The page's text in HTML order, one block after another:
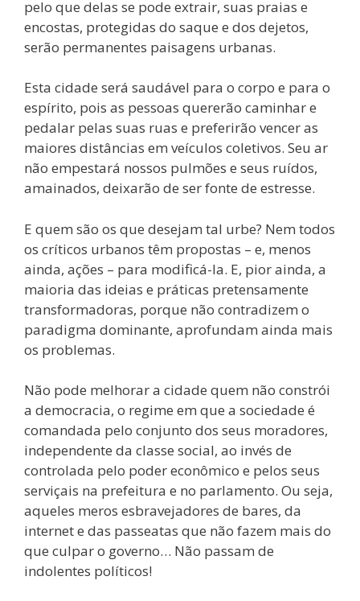
pelo que delas se pode extrair, suas praias e
encostas, protegidas do saque e dos dejetos,
serão permanentes paisagens urbanas.
Esta cidade será saudável para o corpo e para o
espírito, pois as pessoas quererão caminhar e
pedalar pelas suas ruas e preferirão vencer as
maiores distâncias em veículos coletivos. Seu ar
não empestará nossos pulmões e seus ruídos,
amainados, deixarão de ser fonte de estresse.
E quem são os que desejam tal urbe? Nem todos
os críticos urbanos têm propostas – e, menos
ainda, ações – para modificá-la. E, pior ainda, a
maioria das ideias e práticas pretensamente
transformadoras, porque não contradizem o
paradigma dominante, aprofundam ainda mais
os problemas.
Não pode melhorar a cidade quem não constrói
a democracia, o regime em que a sociedade é
comandada pelo conjunto dos seus moradores,
independente da classe social, ao invés de
controlada pelo poder econômico e pelos seus
serviçais na prefeitura e no parlamento. Ou seja,
aqueles meros esbravejadores de bares, da
internet e das passeatas que não fazem mais do
que culpar o governo… Não passam de
indolentes políticos!